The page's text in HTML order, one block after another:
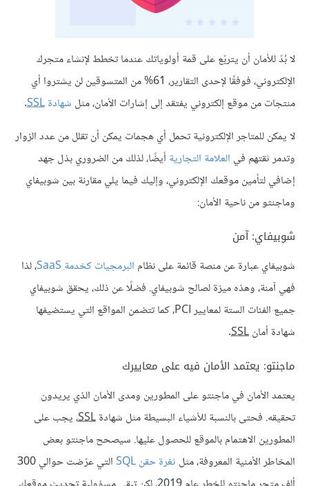
لا بُدّ للأمان أن يتربّع على قمة أولوياتك عندما تخطط لإنشاء متجرك
الإلكتروني، فوفقًا لإحدى التقارير، 61% من المتسوقين لن يشتروا أي
منتجات من موقع إلكتروني يفتقد إلى إشارات الأمان، مثل شهادةSSL
.
لا يمكن للمتاجر الإلكترونية تحمل أي هجمات يمكن أن تقلل من عدد الزوار
وتدمر ثقتهم في العلامة التجارية أيضًا، لذلك من الضروري بذل جهد
إضافي لتأمين موقعك الإلكتروني، وإليك فيما يلي مقارنة بين شوبيفاي
وماجنتو من ناحية الأمان:
شوبيفاي: آمن
شوبيفاي عبارة عن منصة قائمة على نظام البرمجيات كخدمة SaaS
، لذا
فهي آمنة، وهذه ميزة لصالح شوبيفاي. فضلًا عن ذلك، يحقق شوبيفاي
جميع الفئات الستة لمعايير PCI، كما تتضمن المواقع التي يستضيفها
شهادة أمانSSL
.
ماجنتو: يعتمد الأمان فيه على معاييرك
يعتمد الأمان في ماجنتو على المطورين ومدى الأمان الذي يريدون
تحقيقه. فحتى بالنسبة للأشياء البسيطة مثل شهادةSSL، يجب على
المطورين الاهتمام بالموقع للحصول عليها. سيصحح ماجنتو بعض
المخاطر الأمنية المعروفة، مثل ثغرة حقن SQL
التي عرّضت حوالي 300